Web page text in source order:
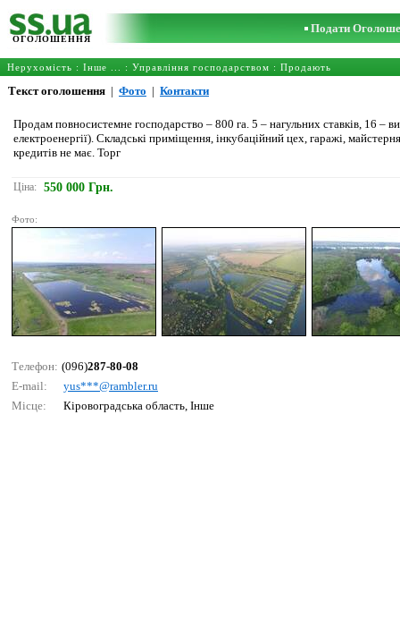
ОГОЛОШЕННЯ
Подати
Нерухомість : Інше ... : Управління господарством : Продають
Текст оголошення | Фото | Контакти
Продам повносистемне господарство – 800 га. 5 – нагульних ставків, 16 –
електроенергії). Складські приміщення, інкубаційний цех, гаражі,
кредитів не має. Торг
Ціна: 550 000 Грн.
Фото:
Телефон: (096)287-80-08
E-mail:
yus***@rаmblеr.ru
Місце:
Кіровоградська область, Інше